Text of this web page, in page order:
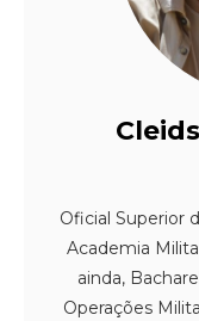
Oficial Superior
Academia
ainda,
Operações